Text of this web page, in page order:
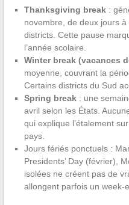
Thanksgiving break:
novembre, de deux jours
districts. Cette pause
l’année scolaire.
Winter break (vacances
moyenne, couvrant la
Certains districts du Sud
Spring break: une
avril selon les États.
qui explique l’étalement
pays.
Jours fériés ponctuels :
Presidents’ Day (février),
isolées ne créent pas de
allongent parfois un week-